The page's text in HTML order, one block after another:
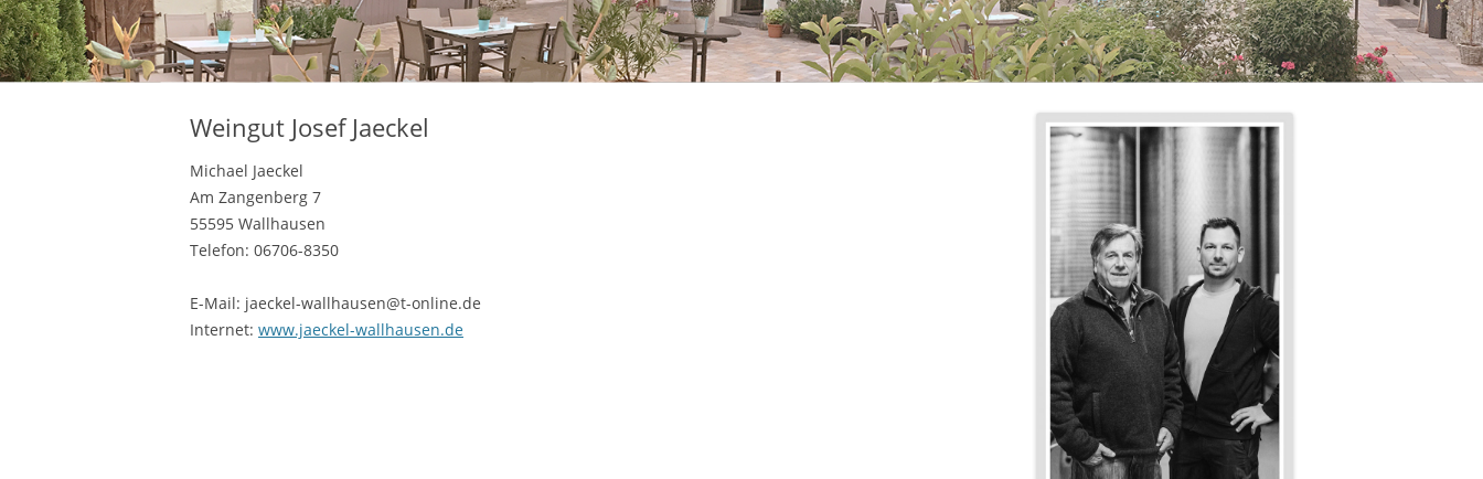
WEINGUT JOHANNISHOF
WEINGUT JOSEF JAECKEL
Weingut Josef Jaeckel
Michael Jaeckel
Am Zangenberg 7
55595 Wallhausen
Telefon: 06706-8350
E-Mail: jaeckel-wallhausen@t-online.de
Internet: www.jaeckel-wallhausen.de